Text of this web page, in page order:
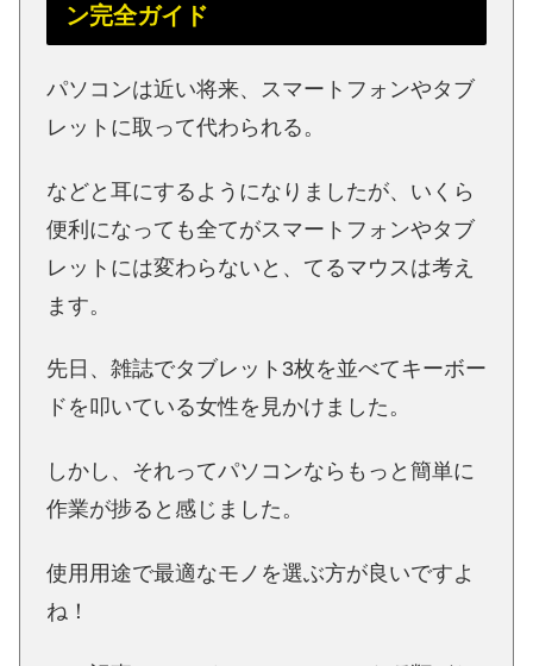
ン完全ガイド
パソコンは近い将来、スマートフォンやタブ
レットに取って代わられる。
などと耳にするようになりましたが、いくら
便利になっても全てがスマートフォンやタブ
レットには変わらないと、てるマウスは考え
ます。
先日、雑誌でタブレット3枚を並べてキーボー
ドを叩いている女性を見かけました。
しかし、それってパソコンならもっと簡単に
作業が捗ると感じました。
使用用途で最適なモノを選ぶ方が良いですよ
ね！